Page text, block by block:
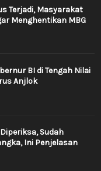
Terjadi, Masyarakat
Menghentikan MBG
BI di Tengah Nilai
Anjlok
Sudah
Ini Penjelasan